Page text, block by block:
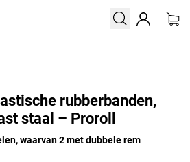
rubberbanden,
staal – Proroll
waarvan 2 met dubbele rem